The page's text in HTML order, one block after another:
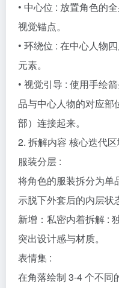
• 环绕位 : 在中心人物
元素。
• 视觉引导 : 使用手绘
品与中心人物的对应部
部）连接起来。
2. 拆解内容 核心迭代
服装分层 :
将角色的服装拆分为单
示脱下外套后的内层状
新增：私密内着拆解 :
突出设计感与材质。
表情集 :
在角落绘制 3-4 个不同
材质特写 :
选取 1-2 个关键部位进